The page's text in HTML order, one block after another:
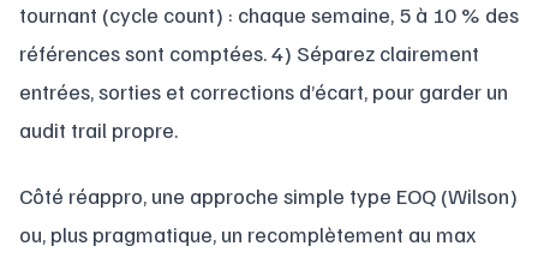
tournant (cycle count) : chaque semaine, 5 à 10 % des
références sont comptées. 4) Séparez clairement
entrées, sorties et corrections d’écart, pour garder un
audit trail propre.
Côté réappro, une approche simple type EOQ (Wilson)
ou, plus pragmatique, un recomplètement au max